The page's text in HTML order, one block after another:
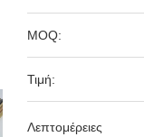
MOQ:
Τιμή:
Λεπτομέρειες